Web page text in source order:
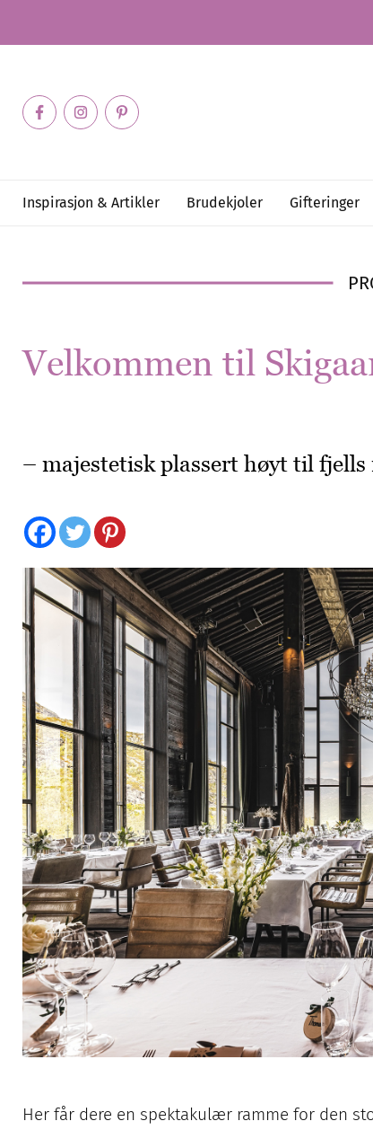
Inspirasjon & Artikler Brudekjoler Gifteringer
Velkommen til
– majestetisk plassert høyt til
Her får dere en spektakulær ramme for den